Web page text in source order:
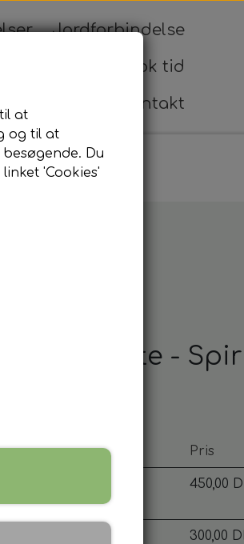
Jordforbindelse
Book tid
Kontakt
og støtte -
Tid Pris
450,00
300,00
at
og til at
Du
'Cookies'